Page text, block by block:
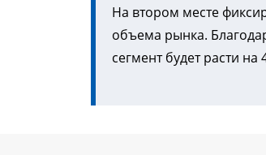
На втором месте
объема рынка.
сегмент будет расти на